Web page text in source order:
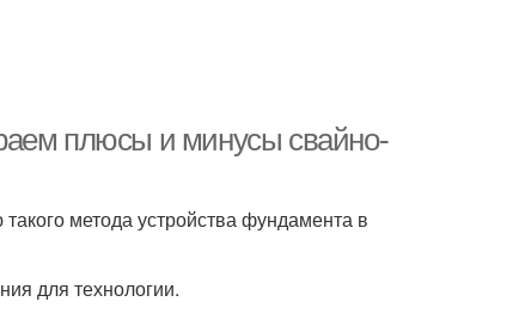
плюсы и минусы свайно-
метода устройства фундамента в
для технологии.